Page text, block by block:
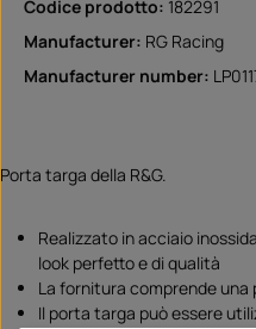
Codice prodotto: 182291
Manufacturer: RG Racing
Manufacturer number:
Porta targa della R&G.
Realizzato in acciaio
look perfetto e di qualità
La fornitura comprende una
Il porta targa può essere